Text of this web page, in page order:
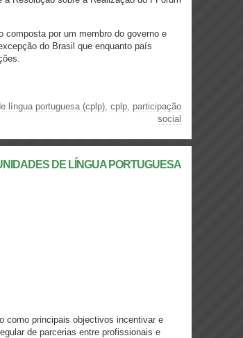
composta por um membro do governo e
do Brasil que enquanto país
língua portuguesa (cplp), cplp, participação
social
DE LÍNGUA PORTUGUESA
como principais objectivos incentivar e
de parcerias entre profissionais e